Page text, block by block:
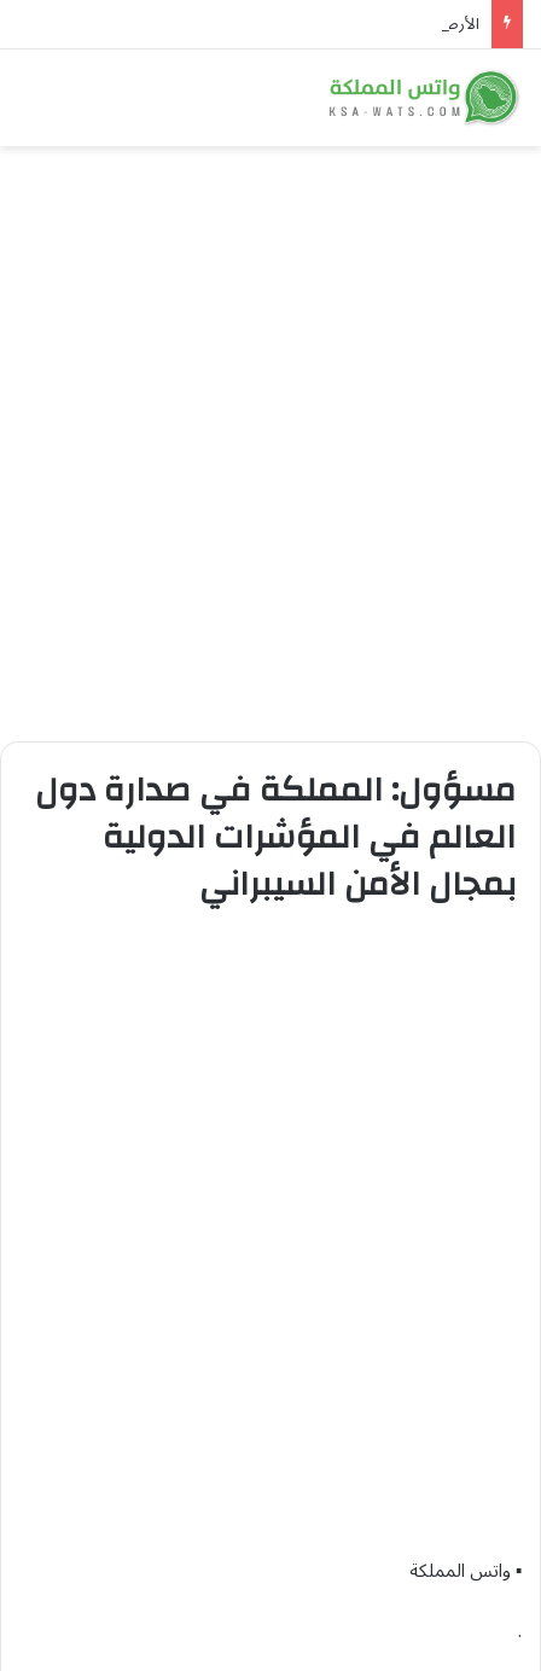
مسؤول: المملكة في صدارة دول
العالم في المؤشرات الدولية
بمجال الأمن السيبراني
▪︎ واتس المملكة
.